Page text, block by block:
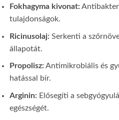
Fokhagyma kivonat:
tulajdonságok.
Ricinusolaj:Serkenti a
állapotát.
Propolisz:Antimikrobiális és
hatással bír.
Arginin:Elősegíti a
egészségét.